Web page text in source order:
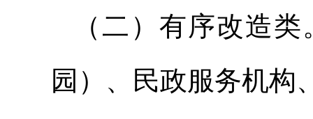
（二）有序改造
园）、民政服务机构